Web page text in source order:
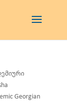
Georgian